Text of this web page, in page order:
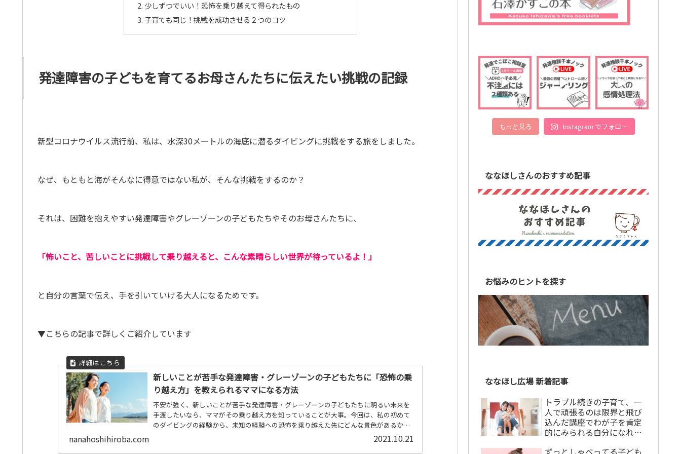
少しずつでいい！恐怖を乗り越えて得られたもの
子育ても同じ！挑戦を成功させる２つのコツ
発達障害の子どもを育てるお母さんたちに伝えたい挑戦の記録
新型コロナウイルス流行前、私は、水深30メートルの海底に潜るダイビングに挑戦をする旅をしました。
なぜ、もともと海がそんなに得意ではない私が、そんな挑戦をするのか？
それは、困難を抱えやすい発達障害やグレーゾーンの子どもたちやそのお母さんたちに、
「怖いこと、苦しいことに挑戦して乗り越えると、こんな素晴らしい世界が待っているよ！」
と自分の言葉で伝え、手を引いていける大人になるためです。
▼こちらの記事で詳しくご紹介しています
新しいことが苦手な発達障害・グレーゾーンの子どもたちに「恐怖の乗
り越え方」を教えられるママになる方法
不安が強く、新しいことが苦手な発達障害・グレーゾーンの子どもたちに明るい未来を
手渡したいなら、ママがその乗り越え方を知っていることが大事。今回は、私の初めて
のダイビングの経験から、未知の経験への恐怖を乗り越えた先にどんな景色があるか
nanahoshihiroba.com 2021.10.21
もっと見る Instagram でフォロー
ななほしさんのおすすめ記事
お悩みのヒントを探す
ななほし広場 新着記事
トラブル続きの子育て、一
人で頑張るのは限界と飛び
込んだ講座でわが子を肯定
的にみられる自分になれま
ずっとしゃべってる子ども